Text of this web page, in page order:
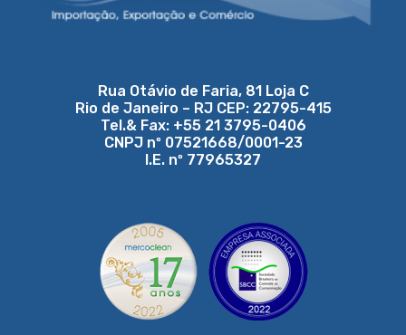
Rua Otávio de Faria, 81 Loja C
Rio de Janeiro – RJ CEP: 22795-415
Tel.& Fax: +55 21 3795-0406
CNPJ nº 07521668/0001-23
I.E. nº 77965327